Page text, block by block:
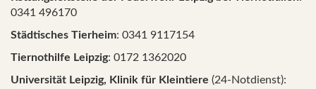
0341 496170
Städtisches Tierheim: 0341 9117154
Tiernothilfe Leipzig: 0172 1362020
Universität Leipzig, Klinik für Kleintiere (24-Notdienst):